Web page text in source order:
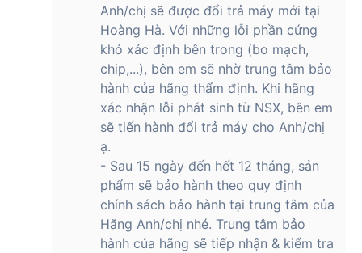
Anh/chị sẽ được đổi trả máy mới tại
Hoàng Hà. Với những lỗi phần cứng
khó xác định bên trong (bo mạch,
chip,...), bên em sẽ nhờ trung tâm bảo
hành của hãng thẩm định. Khi hãng
xác nhận lỗi phát sinh từ NSX, bên em
sẽ tiến hành đổi trả máy cho Anh/chị
ạ.
- Sau 15 ngày đến hết 12 tháng, sản
phẩm sẽ bảo hành theo quy định
chính sách bảo hành tại trung tâm của
Hãng Anh/chị nhé. Trung tâm bảo
hành của hãng sẽ tiếp nhận & kiểm tra